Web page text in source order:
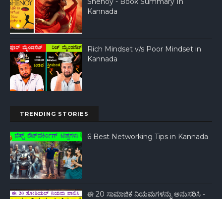
Kannada
Rich Mindset v/s Poor Mindset in
Kannada
TRENDING STORIES
6 Best Networking Tips in Kannada
ಈ 20 ಸಾಮಾಜಿಕ ನಿಯಮಗಳನ್ನು ಅನುಸರಿಸಿ -